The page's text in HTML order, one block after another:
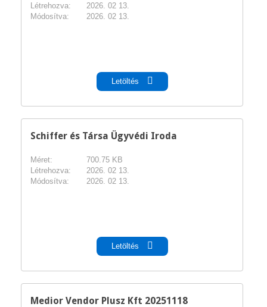
Létrehozva:
2026. 02 13.
Módosítva:
2026. 02 13.
Letöltés
Schiffer és Társa Ügyvédi Iroda
Méret:
700.75 KB
Létrehozva:
2026. 02 13.
Módosítva:
2026. 02 13.
Letöltés
Medior Vendor Plusz Kft 20251118